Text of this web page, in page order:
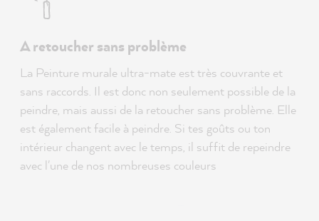
A retoucher sans problème
La Peinture murale ultra-mate est très couvrante et
sans raccords. Il est donc non seulement possible de la
peindre, mais aussi de la retoucher sans problème. Elle
est également facile à peindre. Si tes goûts ou ton
intérieur changent avec le temps, il suffit de repeindre
avec l'une de nos nombreuses couleurs